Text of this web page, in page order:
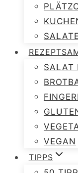
SALATE
SALAT
VEGAN
TIPPS